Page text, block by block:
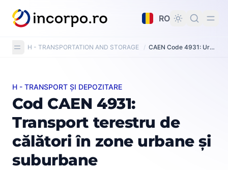
principal
RO
H - TRANSPORTATION AND STORAGE / CAEN Code 4931: Urban and suburban passenger land transport
Cod CAEN 4931: Transport terestru de călători în zone
H - TRANSPORT ȘI DEPOZITARE
Cod CAEN 4931:
Transport terestru de
călători în zone urbane și
suburbane